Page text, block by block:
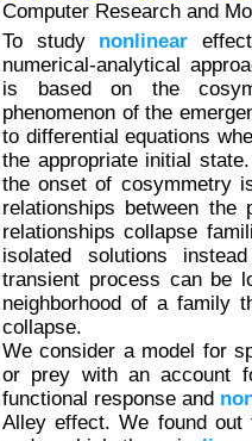
Computer Research and
To study nonlinear
numerical-analytical
is based on the
phenomenon of the
to differential equations
the appropriate initial
the onset of cosymmetry
relationships between
relationships collapse
isolated solutions
transient process can be
neighborhood of a family
collapse.
We consider a model for
or prey with an account
functional response and
Alley effect. We found out